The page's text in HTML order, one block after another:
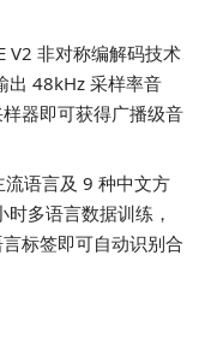
V2 非对称编解码技术
出 48kHz 采样率音
器即可获得广播级音
流语言及 9 种中文方
多语言数据训练，
标签即可自动识别合